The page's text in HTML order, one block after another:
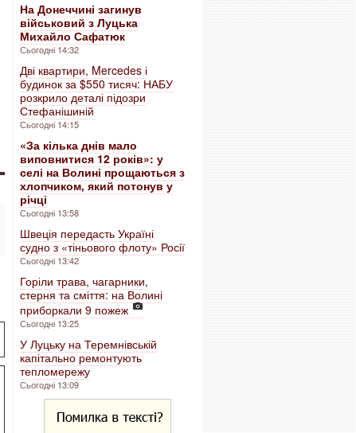
На Донеччині загинув
військовий з Луцька
Михайло Сафатюк
Сьогодні 14:32
Дві квартири, Mercedes і
будинок за $550 тисяч: НАБУ
розкрило деталі підозри
Стефанішиній
Сьогодні 14:15
«За кілька днів мало
виповнитися 12 років»: у
селі на Волині прощаються з
хлопчиком, який потонув у
річці
Сьогодні 13:58
Швеція передасть Україні
судно з «тіньового флоту» Росії
Сьогодні 13:42
Горіли трава, чагарники,
стерня та сміття: на Волині
приборкали 9 пожеж
Сьогодні 13:25
У Луцьку на Теремнівській
капітально ремонтують
тепломережу
Сьогодні 13:09